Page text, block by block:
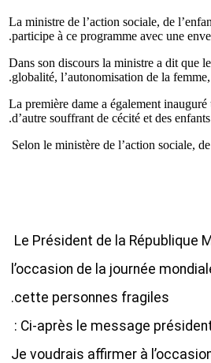
La ministre de l’action sociale, de
participe à ce programme avec une
Dans son discours la ministre a dit que
globalité, l’autonomisation de la
La première dame a également
d’autre souffrant de cécité et des
Selon le ministère de l’action sociale,
Le Président de la République
l’occasion de la journée
cette personnes fragiles.
Ci-après le message
Je voudrais affirmer à